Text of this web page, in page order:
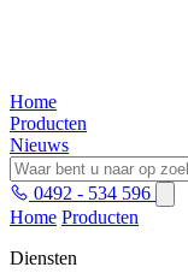
Home
Producten
Nieuws
0492 - 534 596
Home Producten
Diensten